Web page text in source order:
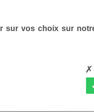
sur vos choix sur